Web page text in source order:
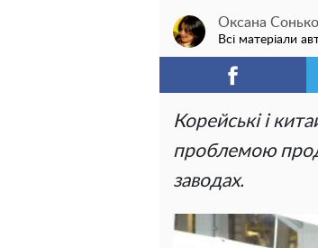
Оксана
Всі матеріали
Корейські і
проблемою
заводах.